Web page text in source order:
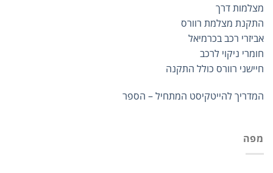
מצלמות דרך
התקנת מצלמת רוורס
אביזרי רכב בכרמיאל
חומרי ניקוי לרכב
חיישני רוורס כולל התקנה
המדריך להייטקיסט המתחיל – הספר
מפה